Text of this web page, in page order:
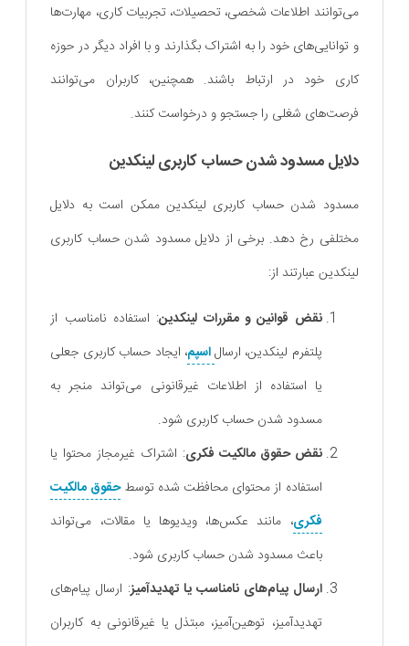
می‌توانند اطلاعات شخصی، تحصیلات، تجربیات کاری، مهارت‌ها
و توانایی‌های خود را به اشتراک بگذارند و با افراد دیگر در حوزه
کاری خود در ارتباط باشند. همچنین، کاربران می‌توانند
فرصت‌های شغلی را جستجو و درخواست کنند.
دلایل مسدود شدن حساب کاربری لینکدین
مسدود شدن حساب کاربری لینکدین ممکن است به دلایل
مختلفی رخ دهد. برخی از دلایل مسدود شدن حساب کاربری
لینکدین عبارتند از:
نقض قوانین و مقررات لینکدین: استفاده نامناسب از
پلتفرم لینکدین، ارسالاسپم، ایجاد حساب کاربری جعلی
یا استفاده از اطلاعات غیرقانونی می‌تواند منجر به
مسدود شدن حساب کاربری شود.
نقض حقوق مالکیت فکری: اشتراک غیرمجاز محتوا یا
استفاده از محتوای محافظت شده توسطحقوق مالکیت
فکری، مانند عکس‌ها، ویدیوها یا مقالات، می‌تواند
باعث مسدود شدن حساب کاربری شود.
ارسال پیام‌های نامناسب یا تهدید‌آمیز: ارسال پیام‌های
تهدیدآمیز، توهین‌آمیز، مبتذل یا غیرقانونی به کاربران